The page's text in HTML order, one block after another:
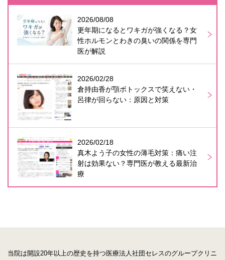
2026/08/08
更年期になるとワキガが強くなる？女
性ホルモンとわきの臭いの関係を専門
医が解説
2026/02/28
倉持由香が顎ボトックスで笑えない・
呂律が回らない：原因と対策
2026/02/18
真木よう子の女性の薄毛対策：痛い注
射は効果ない？専門医が教える最新治
療
当院は開設20年以上の歴史を持つ医療法人社団セレスのグループクリニ